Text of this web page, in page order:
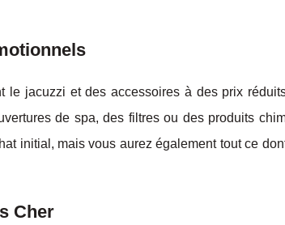
le jacuzzi et des accessoires à des prix
de spa, des filtres ou des produits
initial, mais vous aurez également tout ce
Cher